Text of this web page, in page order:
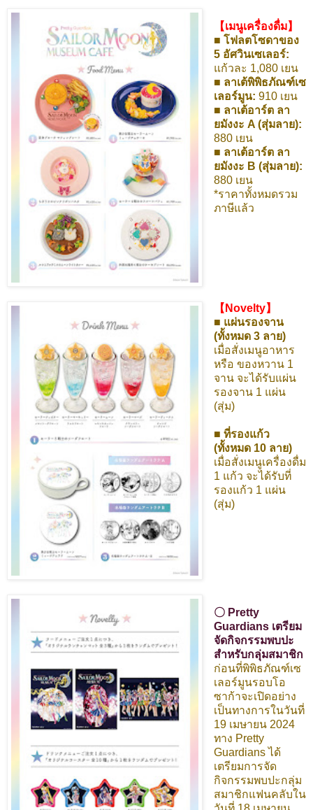
【เมนูเครื่องดื่ม】
■ โฟลตโซดาของ
5 อัศวินเซเลอร์:
แก้วละ 1,080 เยน
■ ลาเต้พิพิธภัณฑ์เซ
เลอร์มูน: 910 เยน
■ ลาเต้อาร์ต ลา
ยมังงะ A (สุ่มลาย):
880 เยน
■ ลาเต้อาร์ต ลา
ยมังงะ B (สุ่มลาย):
880 เยน
*ราคาทั้งหมดรวม
ภาษีแล้ว
【Novelty】
■ แผ่นรองจาน
(ทั้งหมด 3 ลาย)
เมื่อสั่งเมนูอาหาร
หรือ ของหวาน 1
จาน จะได้รับแผ่น
รองจาน 1 แผ่น
(สุ่ม)
■ ที่รองแก้ว
(ทั้งหมด 10 ลาย)
เมื่อสั่งเมนูเครื่องดื่ม
1 แก้ว จะได้รับที่
รองแก้ว 1 แผ่น
(สุ่ม)
〇 Pretty
Guardians เตรียม
จัดกิจกรรมพบปะ
สำหรับกลุ่มสมาชิก
ก่อนที่พิพิธภัณฑ์เซ
เลอร์มูนรอบโอ
ซาก้าจะเปิดอย่าง
เป็นทางการในวันที่
19 เมษายน 2024
ทาง Pretty
Guardians ได้
เตรียมการจัด
กิจกรรมพบปะกลุ่ม
สมาชิกแฟนคลับใน